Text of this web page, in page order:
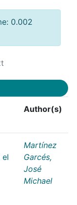
0.002
Author(s)
el
Martínez
Garcés,
José
Michael